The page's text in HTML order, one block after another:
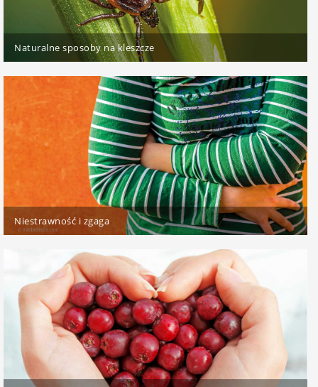
Naturalne sposoby na kleszcze
Niestrawność i zgaga